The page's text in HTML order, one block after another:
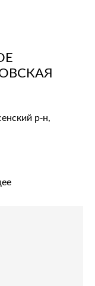
р-н,